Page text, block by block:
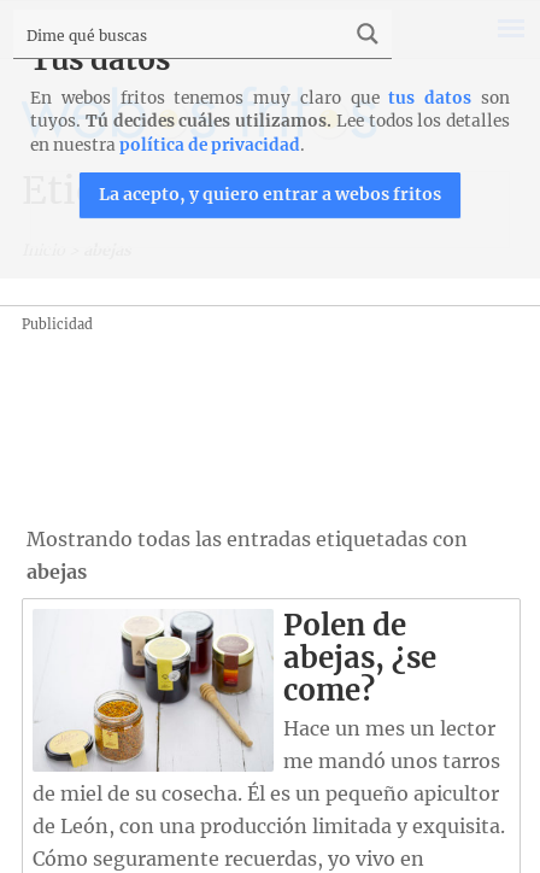
Etiqueta: abejas
Publicidad
Mostrando todas las entradas etiquetadas con
abejas
Polen de
abejas, ¿se
come?
Hace un mes un lector
me mandó unos tarros
de miel de su cosecha. Él es un pequeño apicultor
de León, con una producción limitada y exquisita.
Cómo seguramente recuerdas, yo vivo en
Tus datos
En webos fritos tenemos muy claro quetus datos son
tuyos. Tú decides cuáles utilizamos. Lee todos los detalles
en nuestrapolítica de privacidad.
La acepto, y quiero entrar a webos fritos